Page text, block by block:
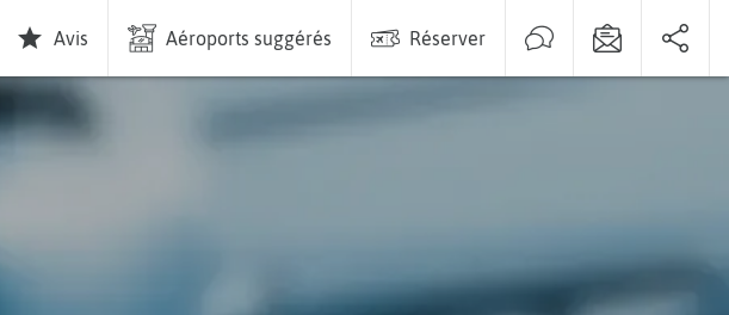
Avis Aéroports suggérés Réserver